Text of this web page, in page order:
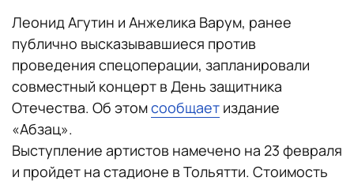
Леонид Агутин и Анжелика Варум, ранее
публично высказывавшиеся против
проведения спецоперации, запланировали
совместный концерт в День защитника
Отечества. Об этомсообщает издание
«Абзац».
Выступление артистов намечено на 23 февраля
и пройдет на стадионе в Тольятти. Стоимость